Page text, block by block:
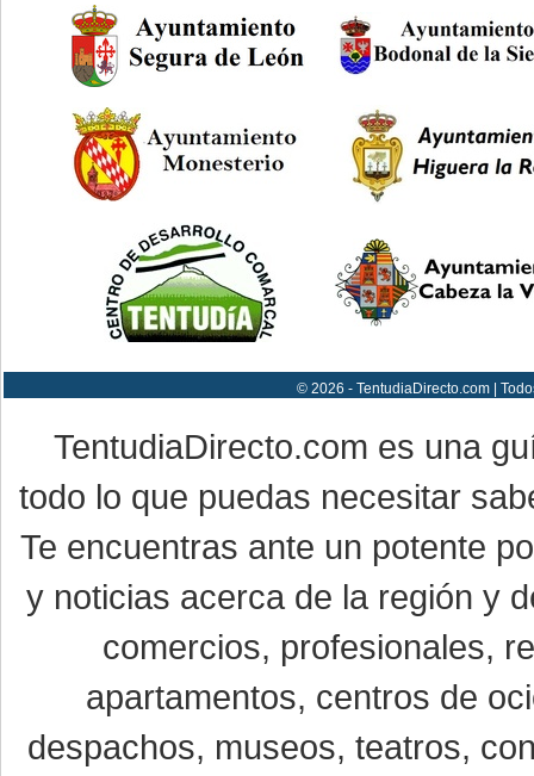
© 2026 - TentudiaDirecto.com |
TentudiaDirecto.com es una
todo lo que puedas necesitar
Te encuentras ante un potente
y noticias acerca de la región y
comercios, profesionales,
apartamentos, centros de
despachos, museos, teatros,